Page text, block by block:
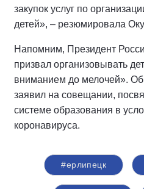
закупок услуг по
детей», – резюмировала
Напомним, Президент
призвал организовывать
вниманием до мелочей». Об
заявил нa совещании,
системе образования в
коронавируса.
#ерлипецк